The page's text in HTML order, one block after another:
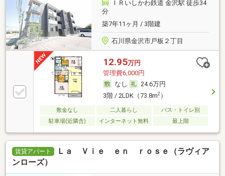
ＩＲいしかわ鉄道 金沢駅 徒歩34
分
築7年11ヶ月 / 3階建
石川県金沢市戸板２丁目
12.95万円
管理費6,000円
なし
24.6万円
3階 / 2LDK（73.8m2）
敷金なし 二人暮らし
バス・トイレ別
駐車場(近隣含)
インターネット無料 最上階
賃貸アパート
Ｌａ Ｖｉｅ ｅｎ ｒｏｓｅ（ラヴィア
ンローズ）